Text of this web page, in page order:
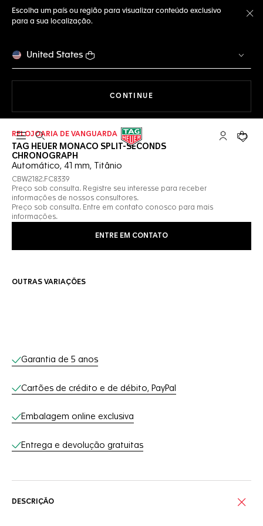
Escolha um país ou região para visualizar conteúdo exclusivo
para a sua localização.
United States
CONTINUE
Abrir a busca Conta My
Seu
RELOJOARIA DE VANGUARDA
TAG HEUER MONACO SPLIT-SECONDS
CHRONOGRAPH
Automático, 41 mm, Titânio
CBW2182.FC8339
Preço sob consulta. Registre seu interesse para receber
informações de nossos consultores.
Preço sob consulta. Entre em contato conosco para mais
informações.
ENTRE EM CONTATO
OUTRAS VARIAÇÕES
Serviços on-line
Garantia de 5 anos
Cartões de crédito e de débito, PayPal
Embalagem online exclusiva
Entrega e devolução gratuitas
DESCRIÇÃO